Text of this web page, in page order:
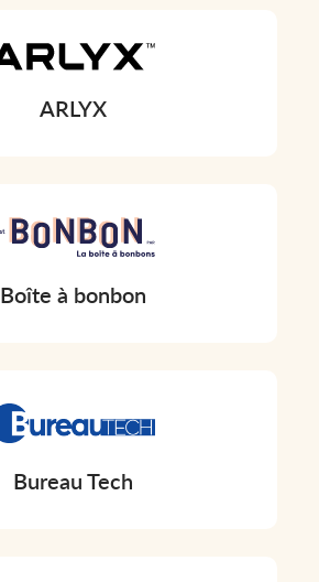
ARLYX
Boîte à bonbon
Bureau Tech